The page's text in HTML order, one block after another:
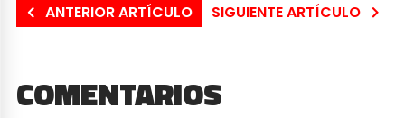
ANTERIOR ARTÍCULO SIGUIENTE ARTÍCULO
COMENTARIOS